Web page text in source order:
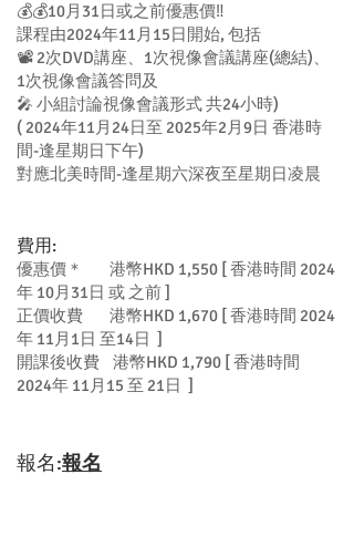
💰💰10月31日或之前優惠價‼️
課程由2024年11月15日開始, 包括
📽 2次DVD講座、1次視像會議講座(總結)、
1次視像會議答問及
🎤 小組討論視像會議形式 共24小時)
( 2024年11月24日至 2025年2月9日 香港時
間-逢星期日下午)
對應北美時間-逢星期六深夜至星期日凌晨
​費用:
優惠價＊ 港幣HKD 1,550 [ 香港時間 2024
年 10月31日 或 之前 ]
正價收費 港幣HKD 1,670 [ 香港時間 2024
年 11月1日 至14日 ]
開課後收費 港幣HKD 1,790 [ 香港時間
2024年 11月15 至 21日 ]
報名:報名